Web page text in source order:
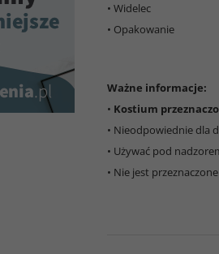
• Widelec
• Opakowanie
Ważne informacje:
• Kostium
• Nieodpowiednie dla
• Używać pod
• Nie jest